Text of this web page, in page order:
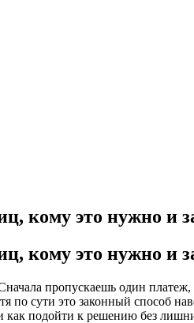
кому это нужно и
кому это нужно и
пропускаешь один
сути это законный способ
как подойти к решению без